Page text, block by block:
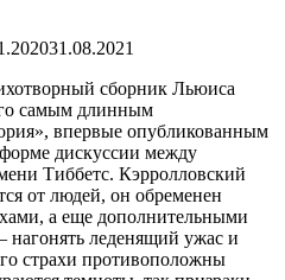
31.08.2021
сборник Льюиса
самым длинным
впервые опубликованным
дискуссии между
Тиббетс. Кэрролловский
от людей, он обременен
а еще дополнительными
леденящий ужас и
страхи противоположны